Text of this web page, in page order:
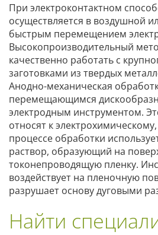
При электроконтактном
осуществляется в воздушной
быстрым перемещением
Высокопроизводительный
качественно работать с
заготовками из твердых
Анодно-механическая
перемещающимся
электродным инструментом.
относят к
процессе обработки
раствор, образующий на
токонепроводящую пленку.
воздействует на пленочную
разрушает основу дуговыми
Найти